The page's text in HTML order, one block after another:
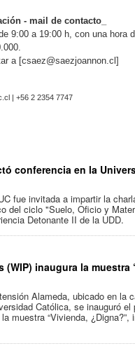
- mail de contacto_
9:00 a 19:00 h, con una hora
a [csaez@saezjoannon.cl ]
| +56 2 2354 7747
conferencia en la
fue invitada a impartir la
del ciclo "Suelo, Oficio y
Detonante II de la UDD.
(WIP) inaugura la muestra
Alameda, ubicado en la
Católica, se inauguró el
muestra “Vivienda, ¿Digna?”,